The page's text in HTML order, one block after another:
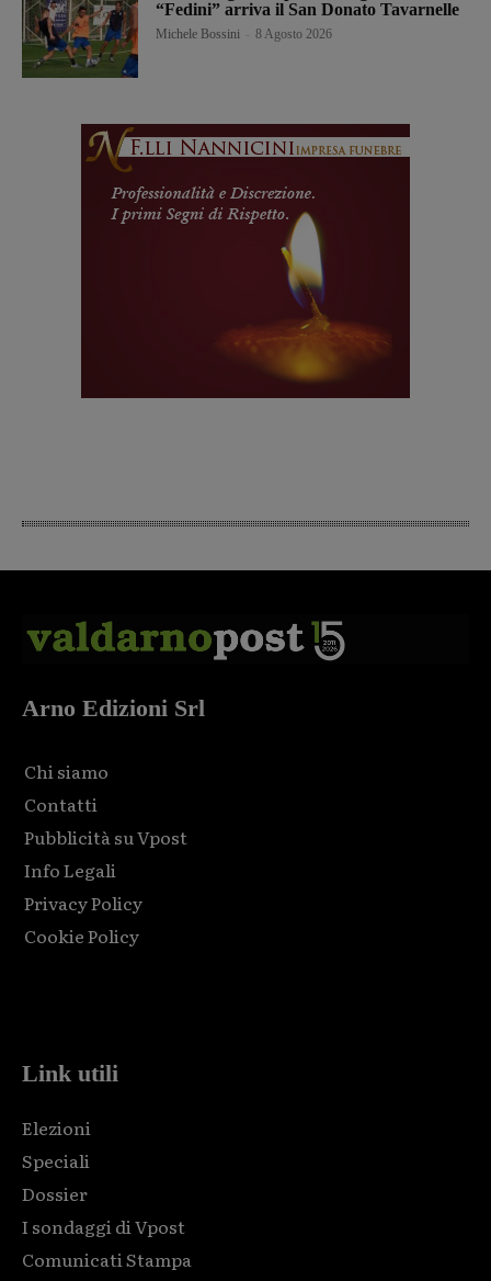
“Fedini” arriva il San Donato Tavarnelle
Michele Bossini 8 Agosto 2026
Arno Edizioni Srl
Chi siamo
Contatti
Pubblicità su Vpost
Info Legali
Privacy Policy
Cookie Policy
Link utili
Elezioni
Speciali
Dossier
I sondaggi di Vpost
Comunicati Stampa